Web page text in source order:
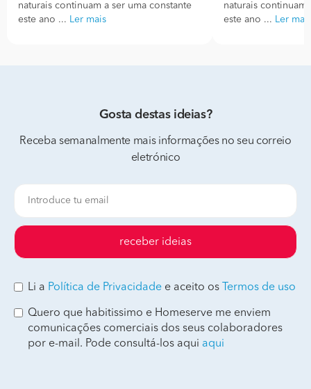
naturais continuam a ser uma constante
este ano ... Ler mais
naturais continuam
este ano ... Ler mais
Gosta destas ideias?
Receba semanalmente mais informações no seu correio
eletrónico
receber ideias
Li a Política de Privacidade e aceito os Termos de uso
Quero que habitissimo e Homeserve me enviem
comunicações comerciais dos seus colaboradores
por e-mail. Pode consultá-los aqui aqui